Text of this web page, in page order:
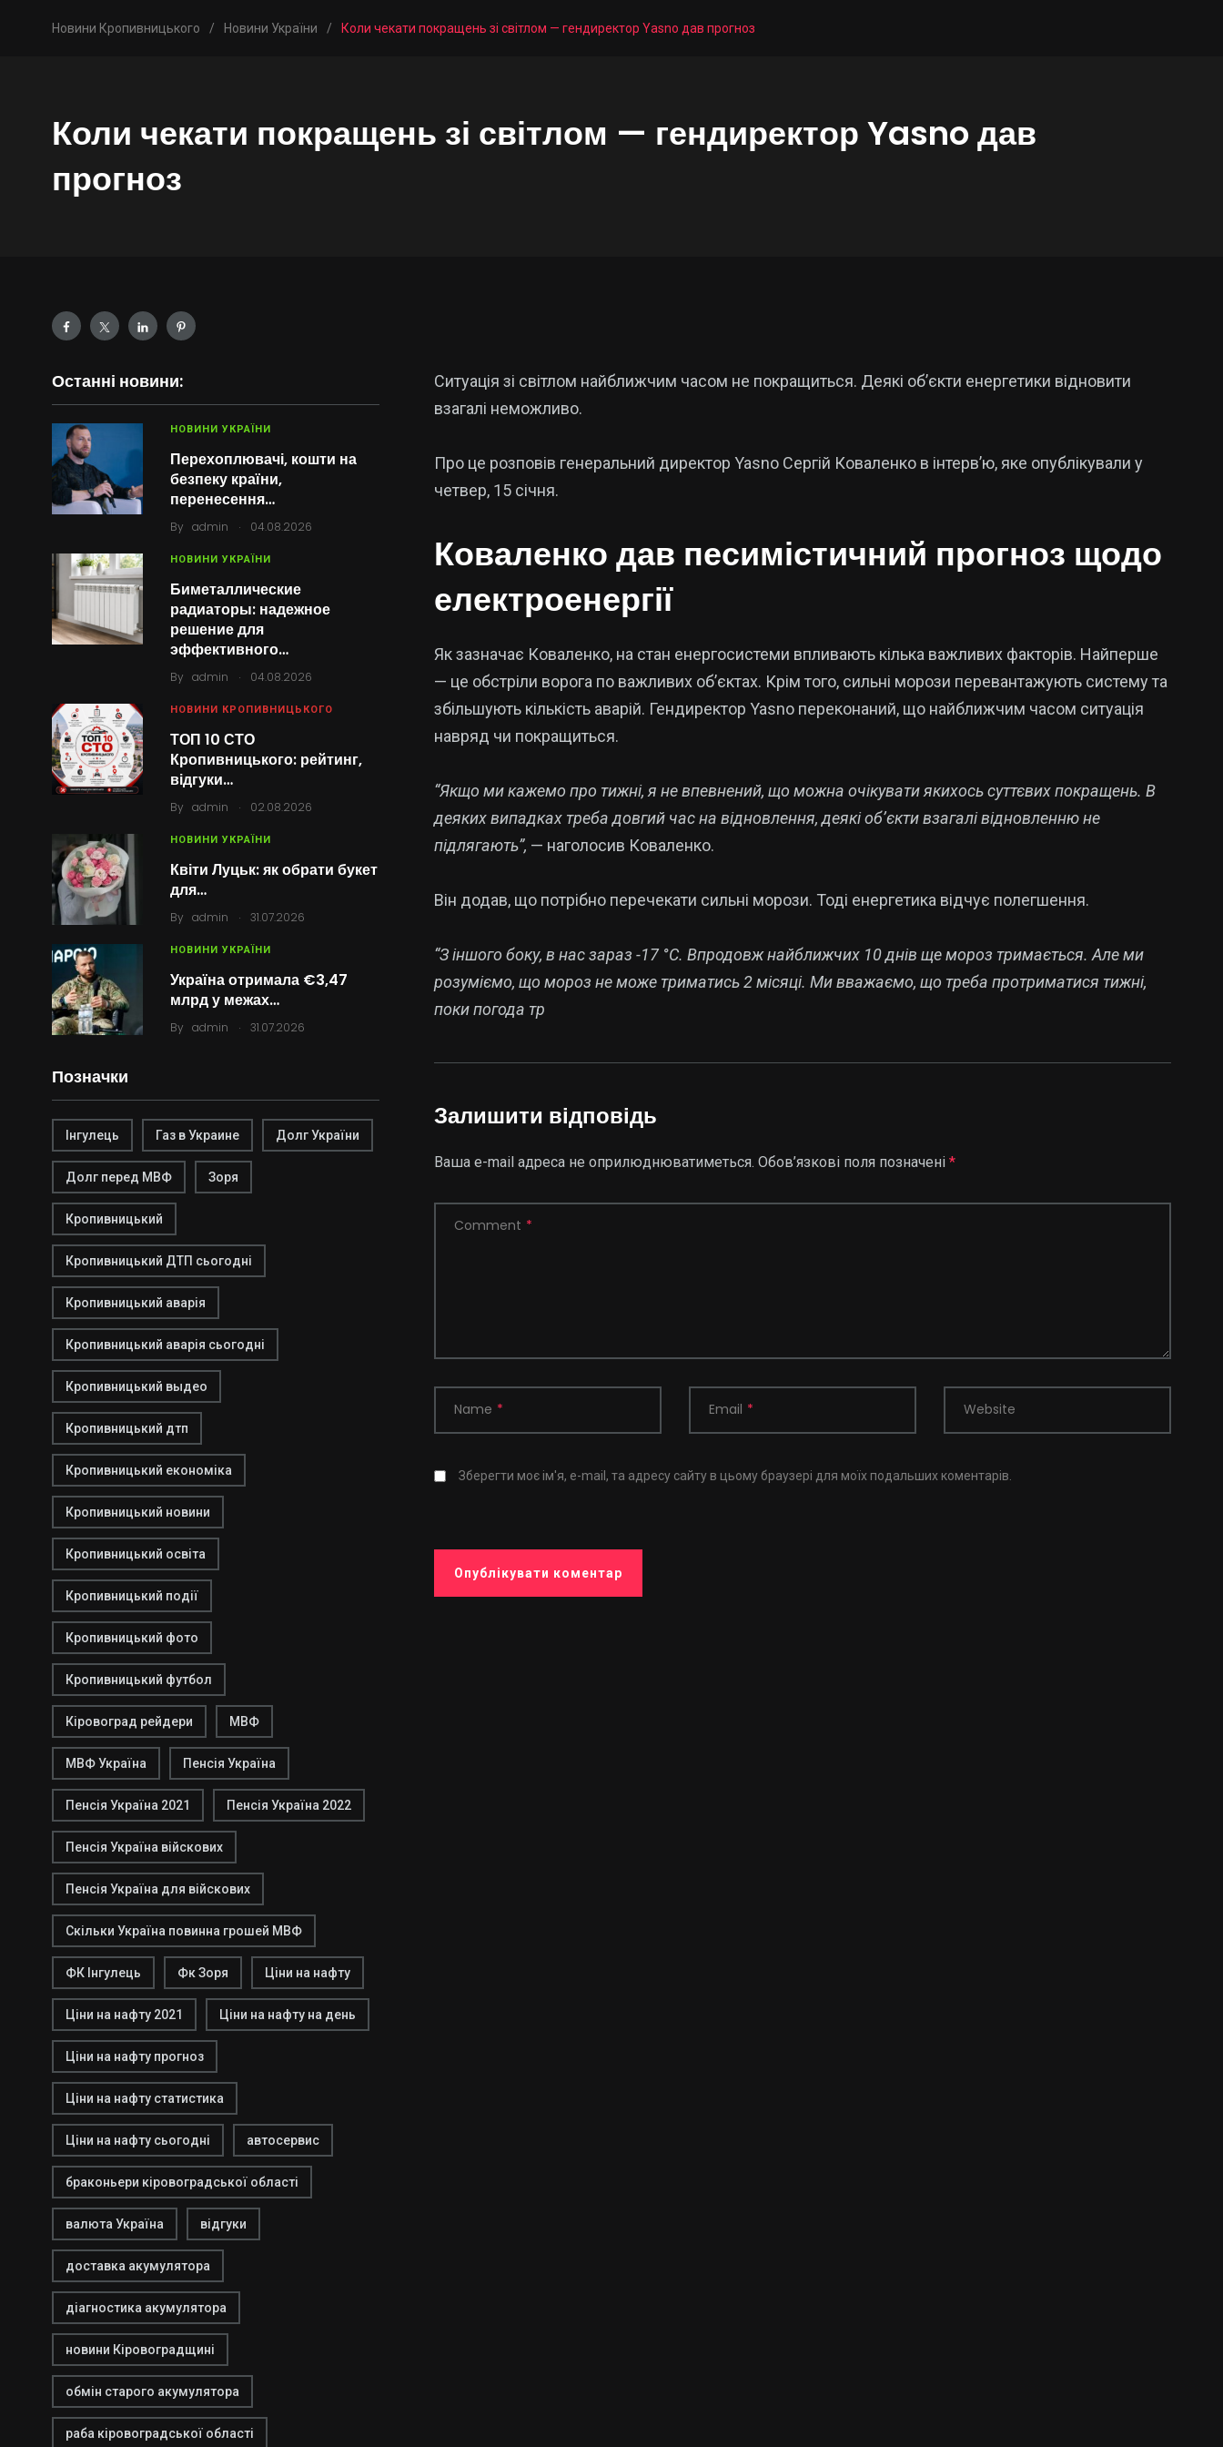
Новини Кропивницького / Новини України / Коли чекати покращень зі світлом — гендиректор Yasno дав прогноз
Коли чекати покращень зі світлом — гендиректор Yasno дав
прогноз
Останні новини:
НОВИНИ УКРАЇНИ
Перехоплювачі, кошти на
безпеку країни,
перенесення…
By admin . 04.08.2026
НОВИНИ УКРАЇНИ
Биметаллические
радиаторы: надежное
решение для
эффективного…
By admin . 04.08.2026
НОВИНИ КРОПИВНИЦЬКОГО
ТОП 10 СТО
Кропивницького: рейтинг,
відгуки…
By admin . 02.08.2026
НОВИНИ УКРАЇНИ
Квіти Луцьк: як обрати букет
для…
By admin . 31.07.2026
НОВИНИ УКРАЇНИ
Україна отримала €3,47
млрд у межах…
By admin . 31.07.2026
Позначки
Інгулець Газ в Украине Долг України
Долг перед МВФ Зоря
Кропивницький
Кропивницький ДТП сьогодні
Кропивницький аварія
Кропивницький аварія сьогодні
Кропивницький выдео
Кропивницький дтп
Кропивницький економіка
Кропивницький новини
Кропивницький освіта
Кропивницький події
Кропивницький фото
Кропивницький футбол
Кіровоград рейдери МВФ
МВФ Україна Пенсія Україна
Пенсія Україна 2021 Пенсія Україна 2022
Пенсія Україна війскових
Пенсія Україна для війскових
Скільки Україна повинна грошей МВФ
ФК Інгулець Фк Зоря Ціни на нафту
Ціни на нафту 2021 Ціни на нафту на день
Ціни на нафту прогноз
Ціни на нафту статистика
Ціни на нафту сьогодні автосервис
браконьери кіровоградської області
валюта Україна відгуки
доставка акумулятора
діагностика акумулятора
новини Кіровоградщині
обмін старого акумулятора
раба кіровоградської області
Ситуація зі світлом найближчим часом не покращиться. Деякі об’єкти енергетики відновити
взагалі неможливо.
Про це розповів генеральний директор Yasno Сергій Коваленко в інтерв’ю, яке опублікували у
четвер, 15 січня.
Коваленко дав песимістичний прогноз щодо
електроенергії
Як зазначає Коваленко, на стан енергосистеми впливають кілька важливих факторів. Найперше
— це обстріли ворога по важливих об’єктах. Крім того, сильні морози перевантажують систему та
збільшують кількість аварій. Гендиректор Yasno переконаний, що найближчим часом ситуація
навряд чи покращиться.
“Якщо ми кажемо про тижні, я не впевнений, що можна очікувати якихось суттєвих покращень. В
деяких випадках треба довгий час на відновлення, деякі об’єкти взагалі відновленню не
підлягають”, — наголосив Коваленко.
Він додав, що потрібно перечекати сильні морози. Тоді енергетика відчує полегшення.
“З іншого боку, в нас зараз -17 °C. Впродовж найближчих 10 днів ще мороз тримається. Але ми
розуміємо, що мороз не може триматись 2 місяці. Ми вважаємо, що треба протриматися тижні,
поки погода тр
Залишити відповідь
Ваша e-mail адреса не оприлюднюватиметься. Обов’язкові поля позначені *
Comment *
Name * Email * Website
Зберегти моє ім'я, e-mail, та адресу сайту в цьому браузері для моїх подальших коментарів.